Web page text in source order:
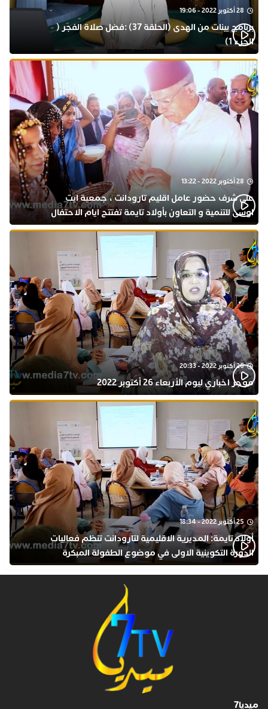
28 أكتوبر 2022 - 19:06
برنامج بينات من الهدى (الحلقة 37) :فضل صلاة الفجر (
الجزء 1)
28 أكتوبر 2022 - 13:22
على شرف حضور عامل اقليم تارودانت ، جمعية ايت
اوسى للتنمية و التعاون بأولاد تايمة تفتتح ايام الاحتفال
بذكرى المولد النبوي
26 أكتوبر 2022 - 20:33
موجز اخباري ليوم الأربعاء 26 أكتوبر 2022
25 أكتوبر 2022 - 18:34
أولاد تايمة: المديرية الاقليمية لتارودانت تنظم فعاليات
الدورة التكوينية الاولى في موضوع الطفولة المبكرة
بمركز التكوين ثانوية الحسن الثاني التأهيلية
ميديا7